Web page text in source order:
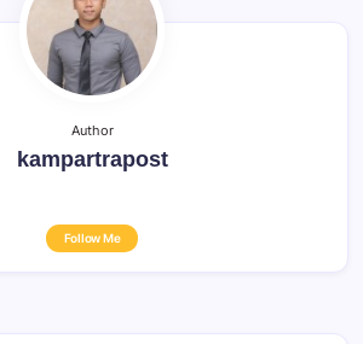
Author
kampartrapost
Follow Me